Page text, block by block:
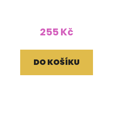
255 Kč
DO KOŠÍKU